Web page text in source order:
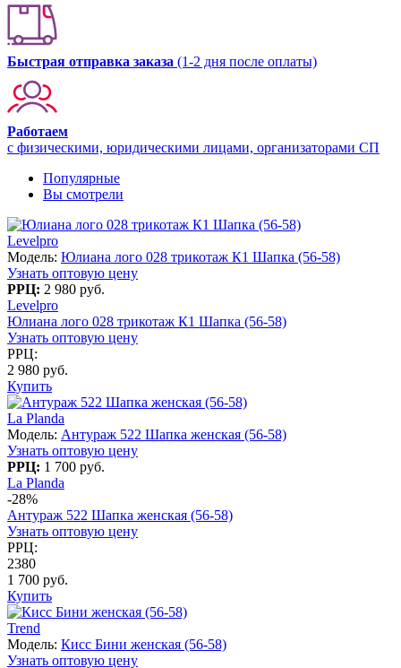
Быстрая отправка заказа (1-2 дня после оплаты)
Работаем
с физическими, юридическими лицами, организаторами СП
Популярные
Вы смотрели
Levelpro
Модель: Юлиана лого 028 трикотаж К1 Шапка (56-58)
Узнать оптовую цену
РРЦ: 2 980 руб.
Levelpro
Юлиана лого 028 трикотаж К1 Шапка (56-58)
Узнать оптовую цену
РРЦ:
2 980 руб.
Купить
La Planda
Модель: Антураж 522 Шапка женская (56-58)
Узнать оптовую цену
РРЦ: 1 700 руб.
La Planda
-28%
Антураж 522 Шапка женская (56-58)
Узнать оптовую цену
РРЦ:
2380
1 700 руб.
Купить
Trend
Модель: Кисс Бини женская (56-58)
Узнать оптовую цену